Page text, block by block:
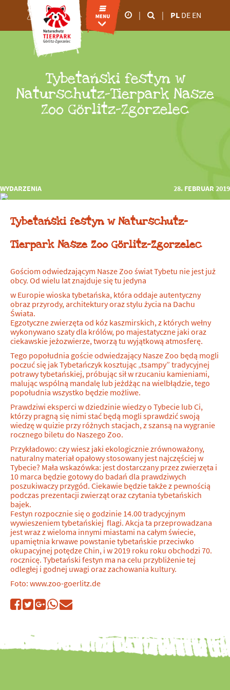
godziny otwarcia
09.00 - 18:00
od listopada do lutego
09.00 - 16:00
| | PL DE EN
Tybetański festyn w
Naturschutz-Tierpark Nasze
Zoo Görlitz-Zgorzelec
WYDARZENIA 28. FEBRUAR 2019
Tybetański festyn w Naturschutz-
Tierpark Nasze Zoo Görlitz-Zgorzelec
Gościom odwiedzającym Nasze Zoo świat Tybetu nie jest już
obcy. Od wielu lat znajduje się tu jedyna
w Europie wioska tybetańska, która oddaje autentyczny
obraz przyrody, architektury oraz stylu życia na Dachu
Świata.
Egzotyczne zwierzęta od kóz kaszmirskich, z których wełny
wykonywano szaty dla królów, po majestatyczne jaki oraz
ciekawskie jeżozwierze, tworzą tu wyjątkową atmosferę.
Tego popołudnia goście odwiedzający Nasze Zoo będą mogli
poczuć się jak Tybetańczyk kosztując „tsampy” tradycyjnej
potrawy tybetańskiej, próbując sił w rzucaniu kamieniami,
malując wspólną mandalę lub jeżdżąc na wielbłądzie, tego
popołudnia wszystko będzie możliwe.
Prawdziwi eksperci w dziedzinie wiedzy o Tybecie lub Ci,
którzy pragną się nimi stać będą mogli sprawdzić swoją
wiedzę w quizie przy różnych stacjach, z szansą na wygranie
rocznego biletu do Naszego Zoo.
Przykładowo: czy wiesz jaki ekologicznie zrównoważony,
naturalny materiał opałowy stosowany jest najczęściej w
Tybecie? Mała wskazówka: jest dostarczany przez zwierzęta i
10 marca będzie gotowy do badań dla prawdziwych
poszukiwaczy przygód. Ciekawie będzie także z pewnością
podczas prezentacji zwierząt oraz czytania tybetańskich
bajek.
Festyn rozpocznie się o godzinie 14.00 tradycyjnym
wywieszeniem tybetańskiej flagi. Akcja ta przeprowadzana
jest wraz z wieloma innymi miastami na całym świecie,
upamiętnia krwawe powstanie tybetańskie przeciwko
okupacyjnej potędze Chin, i w 2019 roku roku obchodzi 70.
rocznicę. Tybetański festyn ma na celu przybliżenie tej
odległej i godnej uwagi oraz zachowania kultury.
Foto: www.zoo-goerlitz.de